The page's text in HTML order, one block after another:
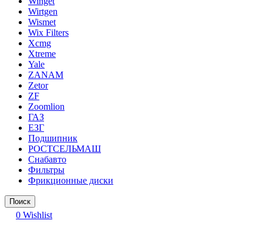
Wirtgen
Wismet
Wix Filters
Xcmg
Xtreme
Yale
ZANAM
Zetor
ZF
Zoomlion
ГАЗ
ЕЗГ
Подшипник
РОСТСЕЛЬМАШ
Снабавто
Фильтры
Фрикционные диски
Поиск
0 Wishlist